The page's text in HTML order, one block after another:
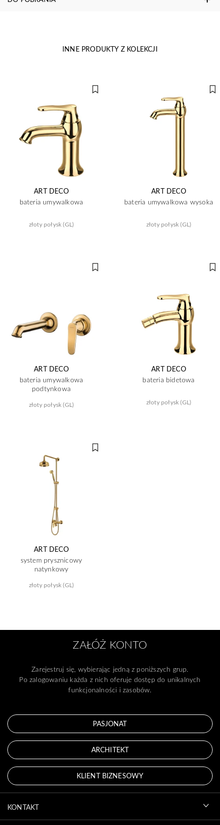
INNE PRODUKTY Z KOLEKCJI
ART DECO
bateria umywalkowa
złoty połysk (GL)
ART DECO
bateria umywalkowa wysoka
złoty połysk (GL)
ART DECO
bateria umywalkowa
podtynkowa
złoty połysk (GL)
ART DECO
bateria bidetowa
złoty połysk (GL)
ART DECO
system prysznicowy
natynkowy
złoty połysk (GL)
ZAŁÓŻ KONTO
Zarejestruj się, wybierając jedną z poniższych grup.
Po zalogowaniu każda z nich oferuje dostęp do unikalnych
funkcjonalności i zasobów.
PASJONAT
ARCHITEKT
KLIENT BIZNESOWY
KONTAKT